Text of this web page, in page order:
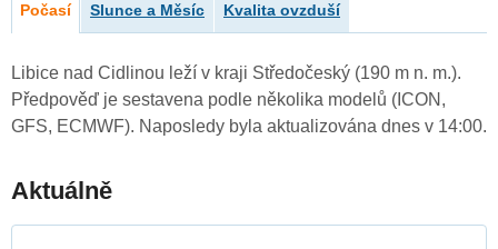
Počasí Slunce a Měsíc Kvalita ovzduší
Libice nad Cidlinou leží v kraji Středočeský (190 m n. m.).
Předpověď je sestavena podle několika modelů (ICON,
GFS, ECMWF). Naposledy byla aktualizována dnes v 14:00.
Aktuálně